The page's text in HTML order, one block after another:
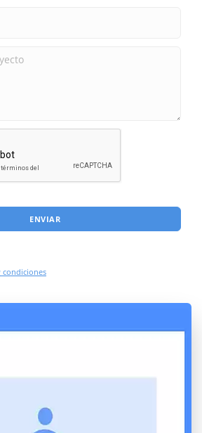
ENVIAR
condiciones